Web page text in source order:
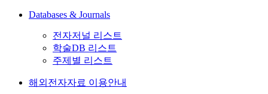
Databases & Journals
전자저널 리스트
학술DB 리스트
주제별 리스트
해외전자자료 이용안내